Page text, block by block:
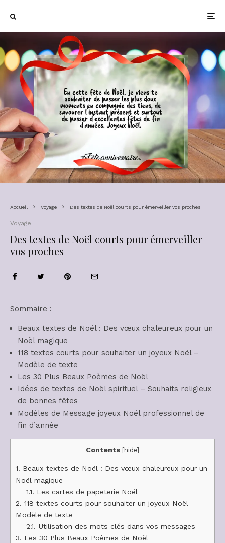
Accueil Voyage Des textes de Noël courts pour émerveiller vos proches
Voyage
Des textes de Noël courts pour émerveiller
vos proches
Sommaire :
Beaux textes de Noël : Des vœux chaleureux pour un
Noël magique
118 textes courts pour souhaiter un joyeux Noël –
Modèle de texte
Les 30 Plus Beaux Poèmes de Noël
Idées de textes de Noël spirituel – Souhaits religieux
de bonnes fêtes
Modèles de Message joyeux Noël professionnel de
fin d’année
Contents [hide]
1. Beaux textes de Noël : Des vœux chaleureux pour un
Noël magique
1.1. Les cartes de papeterie Noël
2. 118 textes courts pour souhaiter un joyeux Noël –
Modèle de texte
2.1. Utilisation des mots clés dans vos messages
3. Les 30 Plus Beaux Poèmes de Noël